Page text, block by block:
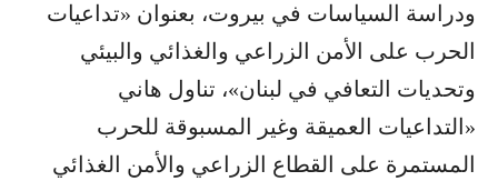
ودراسة السياسات في بيروت، بعنوان «تداعيات
الحرب على الأمن الزراعي والغذائي والبيئي
وتحديات التعافي في لبنان»، تناول هاني
«التداعيات العميقة وغير المسبوقة للحرب
المستمرة على القطاع الزراعي والأمن الغذائي